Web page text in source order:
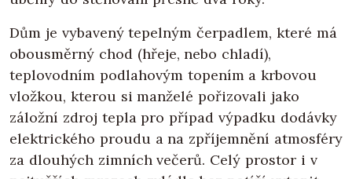
Dům je vybavený tepelným čerpadlem, které má
obousměrný chod (hřeje, nebo chladí),
teplovodním podlahovým topením a krbovou
vložkou, kterou si manželé pořizovali jako
záložní zdroj tepla pro případ výpadku dodávky
elektrického proudu a na zpříjemnění atmosféry
za dlouhých zimních večerů. Celý prostor i v